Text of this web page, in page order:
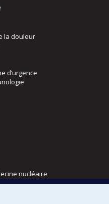
la douleur
d’urgence
nucléaire